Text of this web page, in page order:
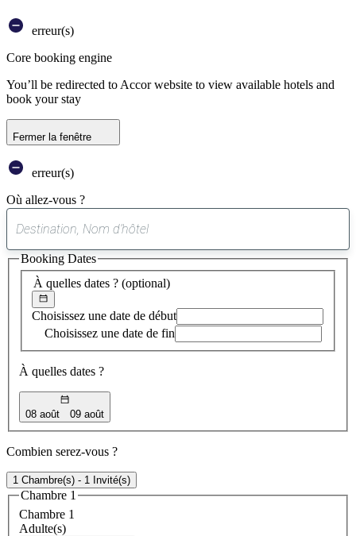
erreur(s)
Core booking engine
You’ll be redirected to Accor website to view available hotels and
book your stay
Fermer la fenêtre
erreur(s)
Où allez-vous ?
suggestion
trouvée
À quelles dates ? (optional)
Choisissez une date de début
Choisissez une date de fin
À quelles dates ?
08 août 09 août
Booking Dates
Combien serez-vous ?
1 Chambre(s) - 1 Invité(s)
Chambre 1
Chambre 1
Adulte(s)